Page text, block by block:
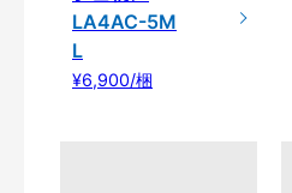
LA4AC-5M
L
¥6,900/梱